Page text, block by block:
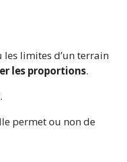
limites d’un terrain
les proportions.
permet ou non de